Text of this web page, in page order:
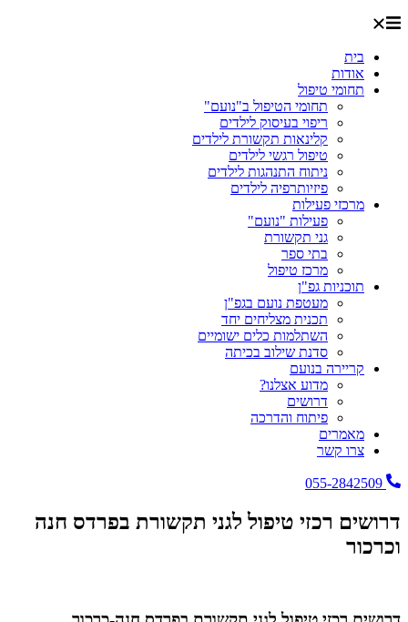
בית
אודות
תחומי טיפול
תחומי הטיפול ב"נועם"
ריפוי בעיסוק לילדים
קלינאות תקשורת לילדים
טיפול רגשי לילדים
ניתוח התנהגות לילדים
פיזיותרפיה לילדים
מרכזי פעילות
פעילות "נועם"
גני תקשורת
בתי ספר
מרכז טיפול
תוכניות גפ"ן
מעטפת נועם בגפ"ן
תכנית מצליחים יחד
השתלמות כלים ישומיים
סדנת שילוב בכיתה
קריירה בנועם
מדוע אצלנו?
דרושים
פיתוח והדרכה
מאמרים
צרו קשר
055-2842509
דרושים רכזי טיפול לגני תקשורת בפרדס חנה
וכרכור